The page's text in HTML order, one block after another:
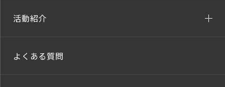
活動紹介
よくある質問